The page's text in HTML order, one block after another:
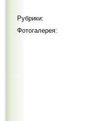
Рубрики:
Фотогалерея: